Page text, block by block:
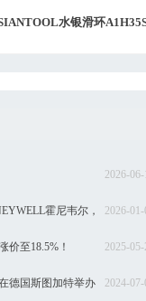
水银滑环
2026-06-
2026-01-
霍尼韦尔，
BURKERT宝德， 2025-05-
价至18.5%！
2024-07-
德国斯图加特举办